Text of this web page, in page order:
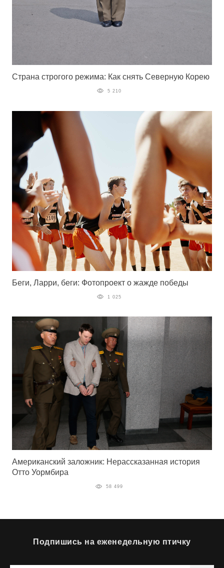
Страна строгого режима: Как снять Северную Корею
5 210
Беги, Ларри, беги: Фотопроект о жажде победы
1 025
Американский заложник: Нерассказанная история
Отто Уормбира
58 499
Подпишись на еженедельную птичку